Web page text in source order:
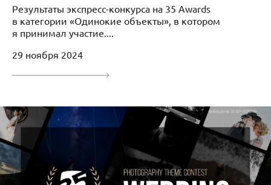
Результаты экспресс-конкурса на 35 Awards
в категории «Одинокие объекты», в котором
я принимал участие....
29 ноября 2024